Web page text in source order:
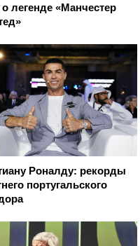
легенде «Манчестер
Роналду: рекорды
португальского